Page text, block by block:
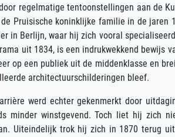
regelmatige tentoonstellingen aan de
Pruisische koninklijke familie in de
in Berlijn, waar hij zich vooral
uit 1834, is een indrukwekkend bewijs
op een publiek uit de middenklasse en
architectuurschilderingen bleef.
werd echter gekenmerkt door
minder winstgevend. Toch liet hij zich
Uiteindelijk trok hij zich in 1870 terug